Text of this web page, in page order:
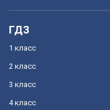
ГДЗ
1 класс
2 класс
3 класс
4 класс